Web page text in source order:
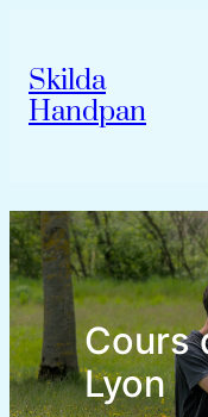
Skilda
Handpan
Cours
Lyon